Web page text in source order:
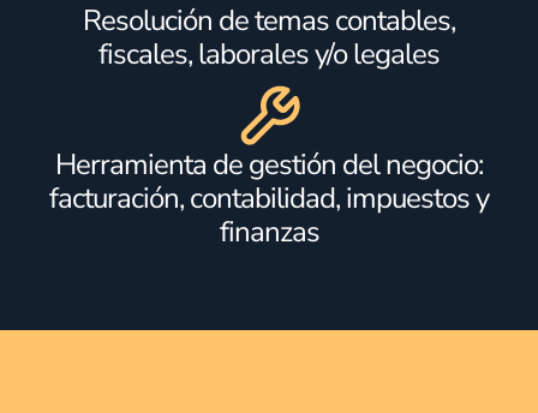
Resolución de temas contables,
fiscales, laborales y/o legales
Herramienta de gestión del negocio:
facturación, contabilidad, impuestos y
finanzas